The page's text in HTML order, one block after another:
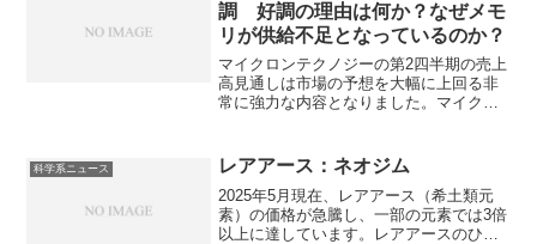
調 好調の理由は何か？なぜメモ
リが供給不足となっているのか？
マイクロンテクノジーの第2四半期の売上
高見通しは市場の予想を大幅に上回る非
常に強力な内容となりました。マイクロ
科学系ニュース レアアース：ネオジム
2025年5月現在、レアアース（希土類元
素）の価格が急騰し、一部の元素では3倍
以上に達しています。レアアースのひと